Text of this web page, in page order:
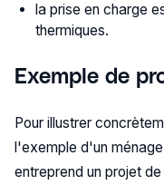
la prise en charge
thermiques.
Exemple de
Pour illustrer
l'exemple d'un
entreprend un projet